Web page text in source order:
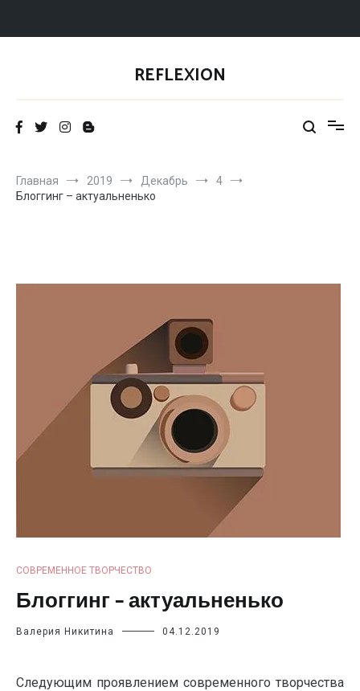
REFLEXION
Главная 2019 Декабрь
4
Блоггинг – актуальненько
СОВРЕМЕННОЕ ТВОРЧЕСТВО
Блоггинг – актуальненько
Валерия Никитина 04.12.2019
Следующим проявлением современного творчества